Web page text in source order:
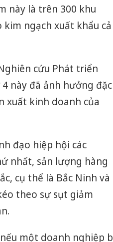
này là trên 300 khu
ngạch xuất khẩu cả
cứu Phát triển
này đã ảnh hưởng đặc
xuất kinh doanh của
đạo hiệp hội các
nhất, sản lượng hàng
cụ thể là Bắc Ninh và
theo sự sụt giảm
một doanh nghiệp bị